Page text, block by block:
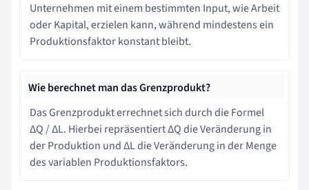
Unternehmen mit einem bestimmten Input, wie Arbeit
oder Kapital, erzielen kann, während mindestens ein
Produktionsfaktor konstant bleibt.
Wie berechnet man das Grenzprodukt?
Das Grenzprodukt errechnet sich durch die Formel
ΔQ / ΔL. Hierbei repräsentiert ΔQ die Veränderung in
der Produktion und ΔL die Veränderung in der Menge
des variablen Produktionsfaktors.